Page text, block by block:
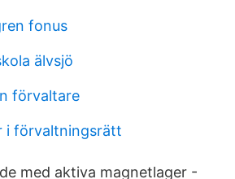
fonus
älvsjö
förvaltare
i förvaltningsrätt
med aktiva magnetlager -